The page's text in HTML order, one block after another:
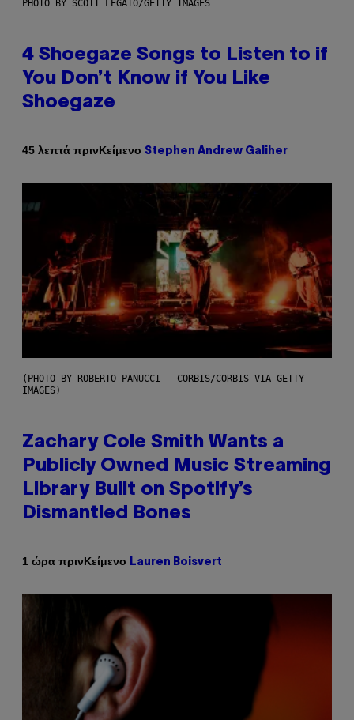
PHOTO BY SCOTT LEGATO/GETTY IMAGES
4 Shoegaze Songs to Listen to if
You Don’t Know if You Like
Shoegaze
45 λεπτά πρινΚείμενο Stephen Andrew Galiher
(PHOTO BY ROBERTO PANUCCI – CORBIS/CORBIS VIA GETTY
IMAGES)
Zachary Cole Smith Wants a
Publicly Owned Music Streaming
Library Built on Spotify’s
Dismantled Bones
1 ώρα πρινΚείμενο Lauren Boisvert